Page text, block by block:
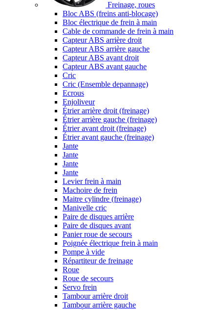
Freinage, roues
Bloc ABS (freins anti-blocage)
Bloc électrique de frein à main
Cable de commande de frein à main
Capteur ABS arrière droit
Capteur ABS arrière gauche
Capteur ABS avant droit
Capteur ABS avant gauche
Cric
Cric (Ensemble depannage)
Ecrous
Enjoliveur
Étrier arrière droit (freinage)
Étrier arrière gauche (freinage)
Étrier avant droit (freinage)
Étrier avant gauche (freinage)
Jante
Jante
Jante
Jante
Levier frein à main
Machoire de frein
Maitre cylindre (freinage)
Manivelle cric
Paire de disques arrière
Paire de disques avant
Panier roue de secours
Poignée électrique frein à main
Pompe à vide
Répartiteur de freinage
Roue
Roue de secours
Servo frein
Tambour arrière droit
Tambour arrière gauche